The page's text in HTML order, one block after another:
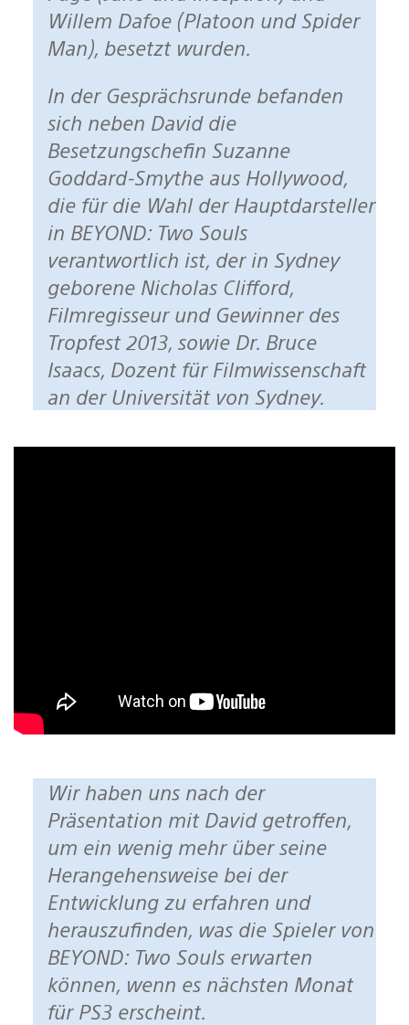
Willem Dafoe (Platoon und Spider
Man), besetzt wurden.
In der Gesprächsrunde befanden
sich neben David die
Besetzungschefin Suzanne
Goddard-Smythe aus Hollywood,
die für die Wahl der Hauptdarsteller
in BEYOND: Two Souls
verantwortlich ist, der in Sydney
geborene Nicholas Clifford,
Filmregisseur und Gewinner des
Tropfest 2013, sowie Dr. Bruce
Isaacs, Dozent für Filmwissenschaft
an der Universität von Sydney.
Wir haben uns nach der
Präsentation mit David getroffen,
um ein wenig mehr über seine
Herangehensweise bei der
Entwicklung zu erfahren und
herauszufinden, was die Spieler von
BEYOND: Two Souls erwarten
können, wenn es nächsten Monat
für PS3 erscheint.